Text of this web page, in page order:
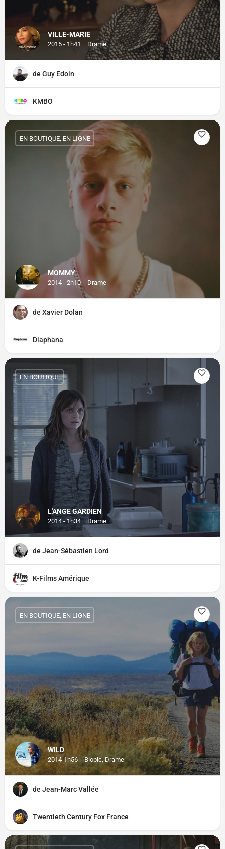
VILLE-MARIE
2015 - 1h41 Drame
de Guy Edoin
KMBO
MOMMY
2014 - 2h10 Drame
EN BOUTIQUE, EN LIGNE
de Xavier Dolan
Diaphana
L'ANGE GARDIEN
2014 - 1h34 Drame
EN BOUTIQUE
de Jean-Sébastien Lord
K-Films Amérique
WILD
2014-1h56 Biopic, Drame
EN BOUTIQUE, EN LIGNE
de Jean-Marc Vallée
Twentieth Century Fox France